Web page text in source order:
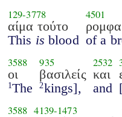
129-3778
αίμα τούτο
This is blood
4501
of a
3588
οι
1 The
935
βασιλείς
2kings],
2532
και
and
3588 4139-1473